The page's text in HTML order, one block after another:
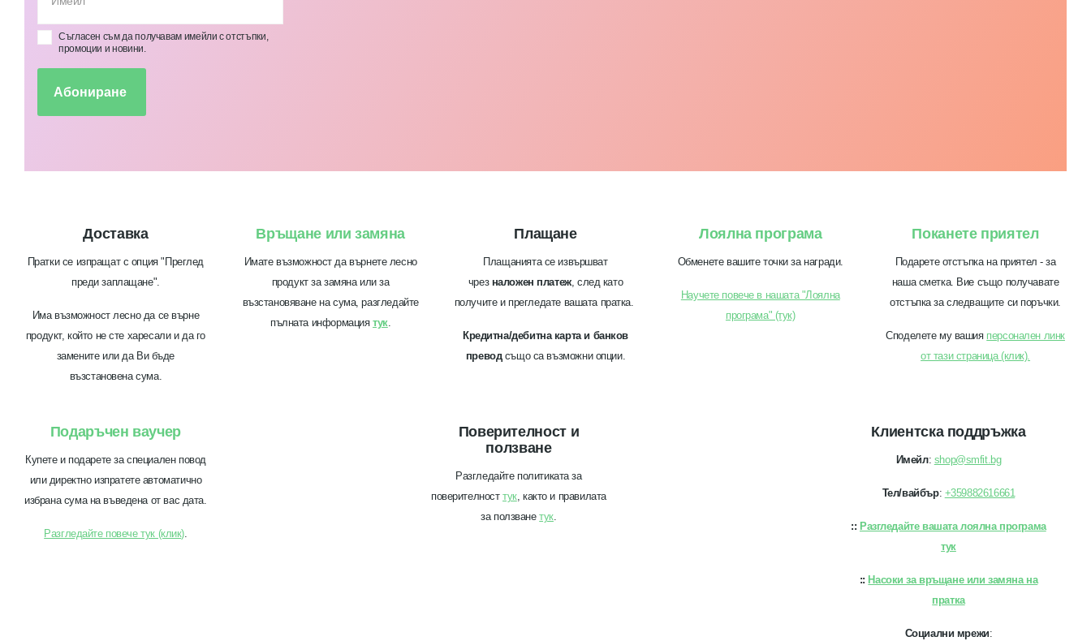
Съгласен съм да получавам имейли с отстъпки,
промоции и новини.
Абониране
Доставка
Пратки се изпращат с опция "Преглед
преди заплащане".
Има възможност лесно да се върне
продукт, който не сте харесали и да го
замените или да Ви бъде
възстановена сума.
Връщане или замяна
Имате възможност да върнете лесно
продукт за замяна или за
възстановяване на сума, разгледайте
пълната информация тук.
Плащане
Плащанията се извършват
чрез наложен платеж, след като
получите и прегледате вашата пратка.
Кредитна/дебитна карта и банков
преводсъщо са възможни опции.
Лоялна програма
Обменете вашите точки за награди.
Научете повече в нашата "Лоялна
програма" (тук)
Поканете приятел
Подарете отстъпка на приятел - за
наша сметка. Вие също получавате
отстъпка за следващите си поръчки.
Споделете му вашия персонален линк
от тази страница (клик).
Подаръчен ваучер
Купете и подарете за специален повод
или директно изпратете автоматично
избрана сума на въведена от вас дата.
Разгледайте повече тук (клик).
Поверителност и
ползване
Разгледайте политиката за
поверителносттук, както и правилата
за ползванетук.
Клиентска поддръжка
Имейл: shop@smfit.bg
Тел/вайбър: +359882616661
:: Разгледайте вашата лоялна програма
тук
:: Насоки за връщане или замяна на
пратка
Социални мрежи: